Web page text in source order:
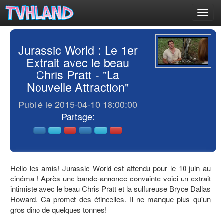
Jurassic World : Le 1er
Extrait avec le beau
Chris Pratt - "La
Nouvelle Attraction"
Publié le 2015-04-10 18:00:00
Partage:
Hello les amis! Jurassic World est attendu pour le 10 juin au
cinéma ! Après une bande-annonce convainte voici un extrait
intimiste avec le beau Chris Pratt et la sulfureuse Bryce Dallas
Howard. Ca promet des étincelles. Il ne manque plus qu'un
gros dino de quelques tonnes!